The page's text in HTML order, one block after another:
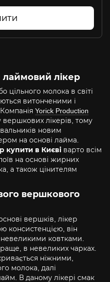
лаймовий лікер
цільного молока в світі
витонченими і
Yorick Production
вершкових лікерів, тому
новим
на основі лайма.
купити в Києві варто всім
на основі жирних
а також цінителям
вершкового
вершків, лікер
консистенцією, він
невеликими ковтками.
в невеликих чарках.
ніжними,
молока, далі
В даному лікері смак